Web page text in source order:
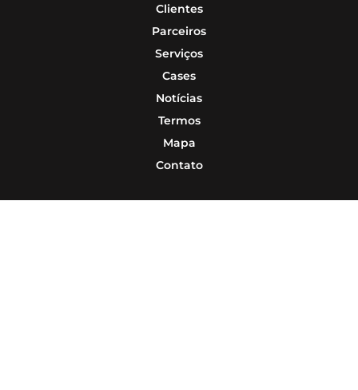
Clientes
Parceiros
Serviços
Cases
Notícias
Termos
Mapa
Contato